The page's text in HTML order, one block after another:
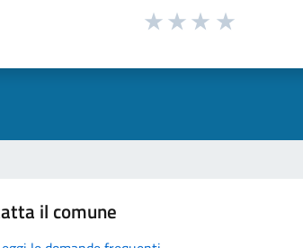
il comune